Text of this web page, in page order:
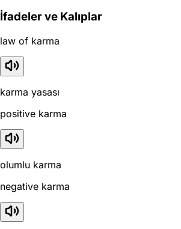
İfadeler ve Kalıplar
law of karma
karma yasası
positive karma
olumlu karma
negative karma